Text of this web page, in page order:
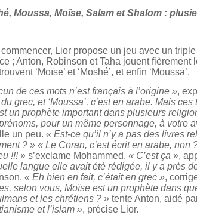
Moussa, Moïse, Salam et Shalom :
commencer, Lior propose un jeu avec un
; Anton, Robinson et Taha jouent
‘Moïse’ et ‘Moshé’, et enfin ‘Moussa’.
de ces mots n’est français à l’origine »,
grec, et ‘Moussa’, c’est en arabe. Mais
un prophète important dans plusieurs
pour un même personnage, à votre
un peu. « Est-ce qu’il n’y a pas des livres
? » « Le Coran, c’est écrit en arabe, non
!!! » s’exclame Mohammed. « C’est ça »,
langue elle avait été rédigée, il y a près
« Eh bien en fait, c’était en grec »,
selon vous, Moïse est un prophète dans
et les chrétiens ? » tente Anton, aidé
et l’islam », précise Lior.